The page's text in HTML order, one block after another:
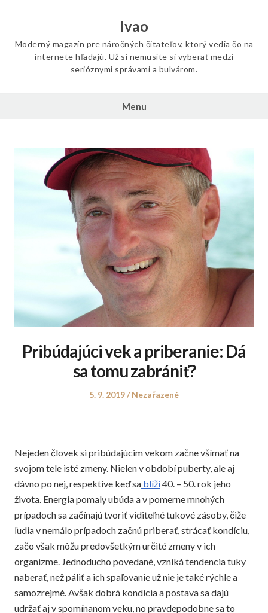
Ivao
Moderný magazín pre náročných čitateľov, ktorý vedia čo na
internete hľadajú. Už si nemusíte si vyberať medzi
serióznymi správami a bulvárom.
Menu
Pribúdajúci vek a priberanie: Dá
sa tomu zabrániť?
Posted
5. 9. 2019
Posted
Nezařazené
Nejeden človek si pribúdajúcim vekom začne všímať na
svojom tele isté zmeny. Nielen v období puberty, ale aj
dávno po nej, respektíve keď sa blíži40. – 50. rok jeho
života. Energia pomaly ubúda a v pomerne mnohých
prípadoch sa začínajú tvoriť viditeľné tukové zásoby, čiže
ľudia v nemálo prípadoch začnú priberať, strácať kondíciu,
začo však môžu predovšetkým určité zmeny v ich
organizme. Jednoducho povedané, vzniká tendencia tuky
naberať, než páliť a ich spaľovanie už nie je také rýchle a
samozrejmé. Avšak dobrá kondícia a postava sa dajú
udržať aj v spomínanom veku, no pravdepodobne sa to